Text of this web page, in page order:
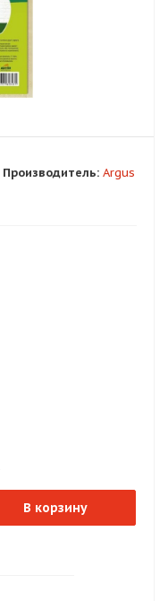
Производитель: Argus
В корзину